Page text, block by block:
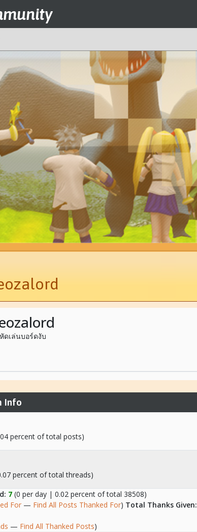
ดเล่นบอร์ดงับ
Info
percent of total posts)
percent of total threads)
7(0 per day | 0.02 percent of total 38508)
For— Find All Posts Thanked For) Total Thanks Given:
— Find All Thanked Posts)